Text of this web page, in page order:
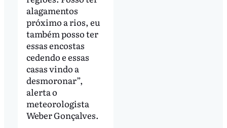
alagamentos
próximo a rios, eu
também posso ter
essas encostas
cedendo e essas
casas vindo a
desmoronar”,
alerta o
meteorologista
Weber Gonçalves.